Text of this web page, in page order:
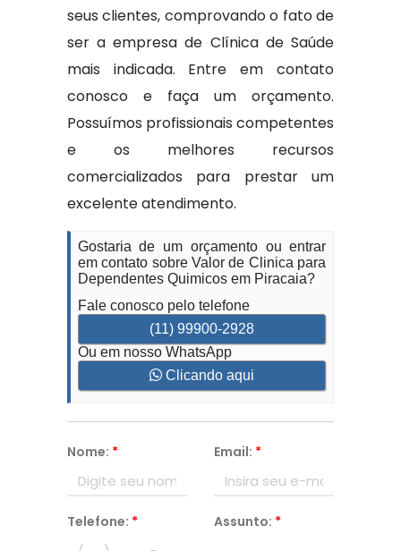
seus clientes, comprovando o fato de
ser a empresa de Clínica de Saúde
mais indicada. Entre em contato
conosco e faça um orçamento.
Possuímos profissionais competentes
e os melhores recursos
comercializados para prestar um
excelente atendimento.
Gostaria de um orçamento ou entrar
em contato sobre Valor de Clinica para
Dependentes Quimicos em Piracaia?
Fale conosco pelo telefone
(11) 99900-2928
Ou em nosso WhatsApp
Clicando aqui
Nome: * Email: *
Telefone: * Assunto: *